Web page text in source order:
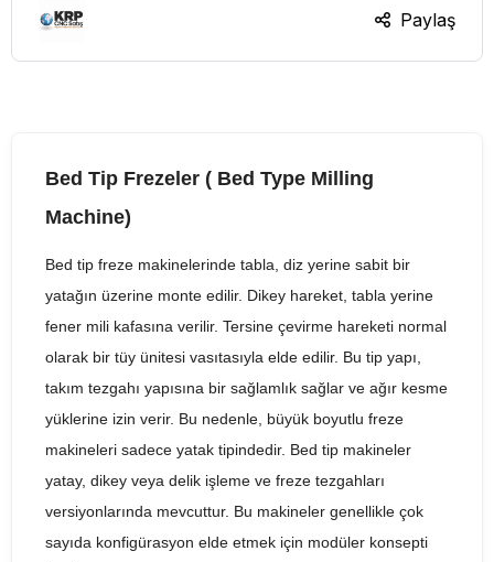
Paylaş
Bed Tip Frezeler ( Bed Type Milling
Machine)
Bed tip freze makinelerinde tabla, diz yerine sabit bir
yatağın üzerine monte edilir. Dikey hareket, tabla yerine
fener mili kafasına verilir. Tersine çevirme hareketi normal
olarak bir tüy ünitesi vasıtasıyla elde edilir. Bu tip yapı,
takım tezgahı yapısına bir sağlamlık sağlar ve ağır kesme
yüklerine izin verir. Bu nedenle, büyük boyutlu freze
makineleri sadece yatak tipindedir. Bed tip makineler
yatay, dikey veya delik işleme ve freze tezgahları
versiyonlarında mevcuttur. Bu makineler genellikle çok
sayıda konfigürasyon elde etmek için modüler konsepti